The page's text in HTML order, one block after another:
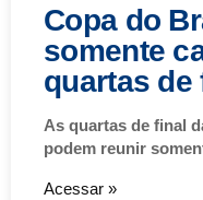
Copa do
somente
quartas de
As quartas de final
podem reunir
Acessar »